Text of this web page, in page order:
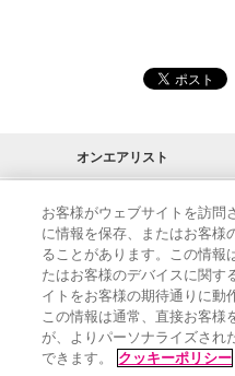
オンエアリスト
プログラムリスト
アーティストリスト
インフォメーショ
MUSIC ON! TV（エ
サイト案内
| エムオ
お客様がウェブサイトを訪問
に情報を保存、またはお客様
ることがあります。この情報
たはお客様のデバイスに関す
イトをお客様の期待通りに動
この情報は通常、直接お客様
が、よりパーソナライズされ
できます。
クッキーポリシー